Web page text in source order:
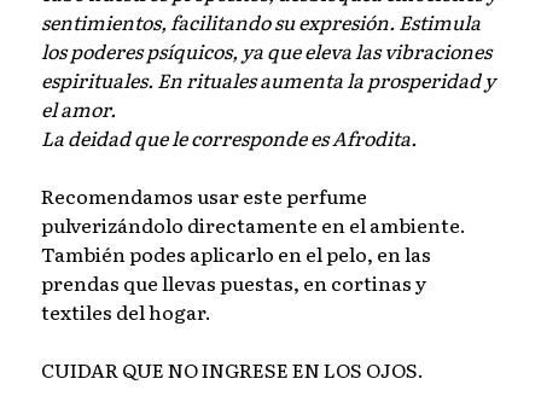
sentimientos, facilitando su expresión. Estimula
los poderes psíquicos, ya que eleva las vibraciones
espirituales. En rituales aumenta la prosperidad y
el amor.
La deidad que le corresponde es Afrodita.
Recomendamos usar este perfume
pulverizándolo directamente en el ambiente.
También podes aplicarlo en el pelo, en las
prendas que llevas puestas, en cortinas y
textiles del hogar.
CUIDAR QUE NO INGRESE EN LOS OJOS.